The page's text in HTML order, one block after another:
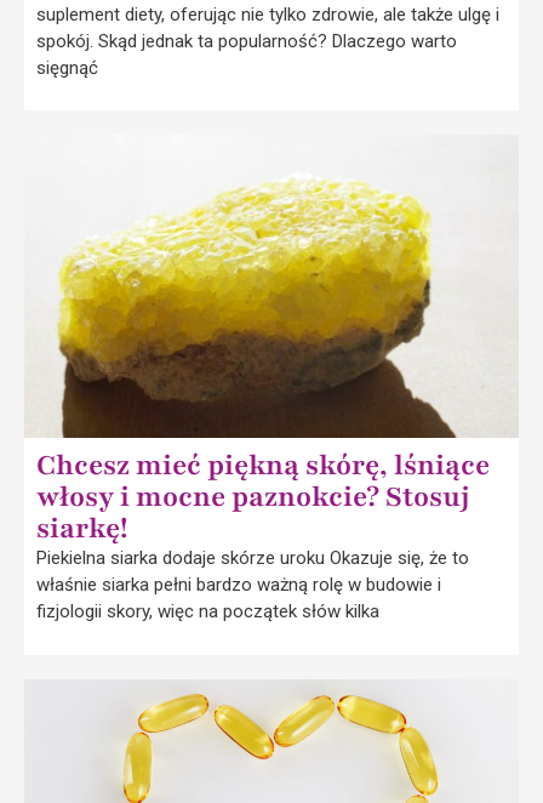
suplement diety, oferując nie tylko zdrowie, ale także ulgę i
spokój. Skąd jednak ta popularność? Dlaczego warto
sięgnąć
Chcesz mieć piękną skórę, lśniące
włosy i mocne paznokcie? Stosuj
siarkę!
Piekielna siarka dodaje skórze uroku Okazuje się, że to
właśnie siarka pełni bardzo ważną rolę w budowie i
fizjologii skory, więc na początek słów kilka